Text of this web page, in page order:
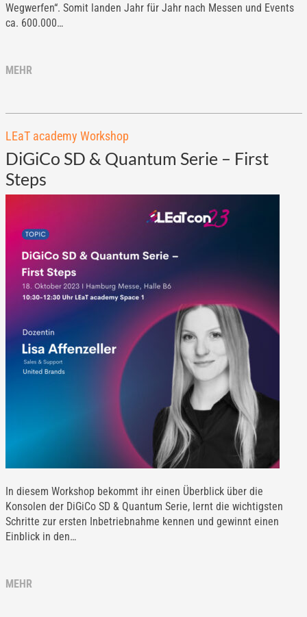
Wegwerfen“. Somit landen Jahr für Jahr nach Messen und Events
ca. 600.000…
MEHR
LEaT academy Workshop
DiGiCo SD & Quantum Serie – First
Steps
In diesem Workshop bekommt ihr einen Überblick über die
Konsolen der DiGiCo SD & Quantum Serie, lernt die wichtigsten
Schritte zur ersten Inbetriebnahme kennen und gewinnt einen
Einblick in den…
MEHR